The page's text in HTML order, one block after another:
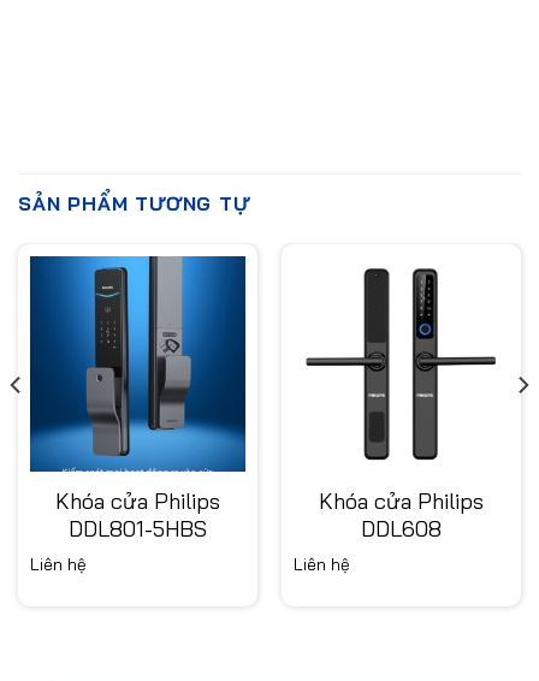
SẢN PHẨM TƯƠNG TỰ
Khóa cửa Philips
DDL801-5HBS
Liên hệ
Khóa cửa Philips
DDL608
Liên hệ